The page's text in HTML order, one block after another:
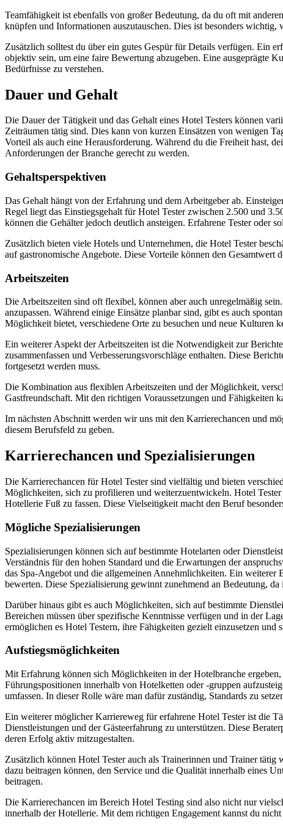
Teamfähigkeit ist ebenfalls von großer Bedeutung, da du oft mit
knüpfen und Informationen auszutauschen. Dies ist besonders
Zusätzlich solltest du über ein gutes Gespür für Details verfügen. Ein
objektiv sein, um eine faire Bewertung abzugeben. Eine ausgeprägte
Bedürfnisse zu verstehen.
Dauer und Gehalt
Die Dauer der Tätigkeit und das Gehalt eines Hotel Testers können
Zeiträumen tätig sind. Dies kann von kurzen Einsätzen von wenigen
Vorteil als auch eine Herausforderung. Während du die Freiheit hast,
Anforderungen der Branche gerecht zu werden.
Gehaltsperspektiven
Das Gehalt hängt von der Erfahrung und dem Arbeitgeber ab.
Regel liegt das Einstiegsgehalt für Hotel Tester zwischen 2.500 und
können die Gehälter jedoch deutlich ansteigen. Erfahrene Tester oder
Zusätzlich bieten viele Hotels und Unternehmen, die Hotel Tester
auf gastronomische Angebote. Diese Vorteile können den Gesamtwert
Arbeitszeiten
Die Arbeitszeiten sind oft flexibel, können aber auch unregelmäßig
anzupassen. Während einige Einsätze planbar sind, gibt es auch
Möglichkeit bietet, verschiedene Orte zu besuchen und neue Kulturen
Ein weiterer Aspekt der Arbeitszeiten ist die Notwendigkeit zur
zusammenfassen und Verbesserungsvorschläge enthalten. Diese
fortgesetzt werden muss.
Die Kombination aus flexiblen Arbeitszeiten und der Möglichkeit,
Gastfreundschaft. Mit den richtigen Voraussetzungen und Fähigkeiten
Im nächsten Abschnitt werden wir uns mit den Karrierechancen und
diesem Berufsfeld zu geben.
Karrierechancen und Spezialisierungen
Die Karrierechancen für Hotel Tester sind vielfältig und bieten
Möglichkeiten, sich zu profilieren und weiterzuentwickeln. Hotel
Hotellerie Fuß zu fassen. Diese Vielseitigkeit macht den Beruf
Mögliche Spezialisierungen
Spezialisierungen können sich auf bestimmte Hotelarten oder
Verständnis für den hohen Standard und die Erwartungen der
das Spa-Angebot und die allgemeinen Annehmlichkeiten. Ein
bewerten. Diese Spezialisierung gewinnt zunehmend an Bedeutung,
Darüber hinaus gibt es auch Möglichkeiten, sich auf bestimmte
Bereichen müssen über spezifische Kenntnisse verfügen und in der
ermöglichen es Hotel Testern, ihre Fähigkeiten gezielt einzusetzen
Aufstiegsmöglichkeiten
Mit Erfahrung können sich Möglichkeiten in der Hotelbranche
Führungspositionen innerhalb von Hotelketten oder -gruppen
umfassen. In dieser Rolle wäre man dafür zuständig, Standards zu
Ein weiterer möglicher Karriereweg für erfahrene Hotel Tester ist die
Dienstleistungen und der Gästeerfahrung zu unterstützen. Diese
deren Erfolg aktiv mitzugestalten.
Zusätzlich können Hotel Tester auch als Trainerinnen und Trainer
dazu beitragen können, den Service und die Qualität innerhalb eines
beitragen.
Die Karrierechancen im Bereich Hotel Testing sind also nicht nur
innerhalb der Hotellerie. Mit dem richtigen Engagement kannst du